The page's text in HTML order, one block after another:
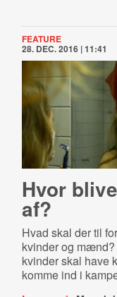
FEATURE
28. DEC. 2016 | 11:41
Hvor
af?
Hvad skal der til
kvinder og
kvinder skal have
komme ind i